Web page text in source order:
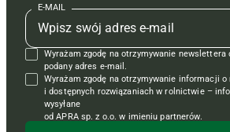
Kontakt
Regulamin
Polityka prywatności
Redakcja
Kontakt
Reklama
Reklama
Kontakt
Krzyżówki
Książki
Regulamin
E-MAIL
Wyrażam zgodę na otrzymywanie newslettera
podany adres e-mail.
Wyrażam zgodę na otrzymywanie informacji
i dostępnych rozwiązaniach w rolnictwie –
wysyłane
od APRA sp. z o.o. w imieniu partnerów.